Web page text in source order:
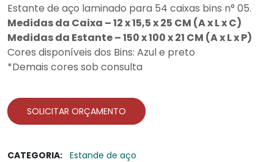
Estante de aço laminado para 54 caixas bins n° 05.
Medidas da Caixa – 12 x 15,5 x 25 CM (A x L x C)
Medidas da Estante – 150 x 100 x 21 CM (A x L x P)
Cores disponíveis dos Bins: Azul e preto
*Demais cores sob consulta
SOLICITAR ORÇAMENTO
CATEGORIA: Estande de aço